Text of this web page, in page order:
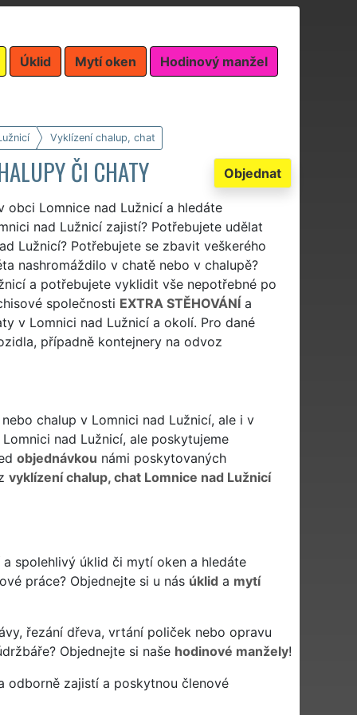
Úklid Mytí oken Hodinový manžel
Vyklízení chalup, chat
Objednat
ČI CHATY
obci Lomnice nad Lužnicí a hledáte
nad Lužnicí zajistí? Potřebujete udělat
Lužnicí? Potřebujete se zbavit veškerého
nashromáždilo v chatě nebo v chalupě?
a potřebujete vyklidit vše nepotřebné po
společnosti EXTRA STĚHOVÁNÍ a
v Lomnici nad Lužnicí a okolí. Pro dané
případně kontejnery na odvoz
chalup v Lomnici nad Lužnicí, ale i v
nad Lužnicí, ale poskytujeme
objednávkou námi poskytovaných
vyklízení chalup, chat Lomnice nad Lužnicí
spolehlivý úklid či mytí oken a hledáte
práce? Objednejte si u nás úklid a mytí
řezání dřeva, vrtání poliček nebo opravu
Objednejte si naše hodinové manžely!
odborně zajistí a poskytnou členové